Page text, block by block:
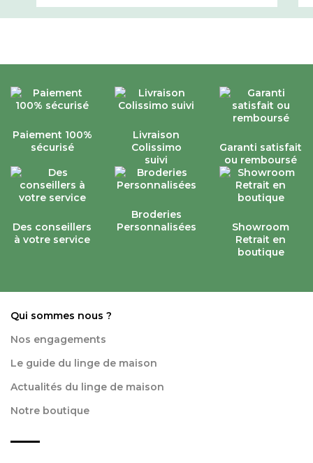
Paiement 100%
sécurisé
Livraison
Colissimo
suivi
Garanti satisfait
ou remboursé
Des conseillers
à votre service
Broderies
Personnalisées
Showroom
Retrait en
boutique
Qui sommes nous ?
Nos engagements
Le guide du linge de maison
Actualités du linge de maison
Notre boutique